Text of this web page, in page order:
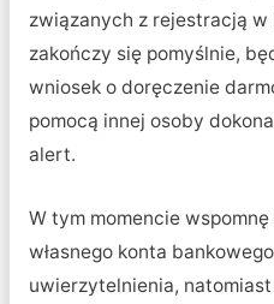
związanych z rejestracją w
zakończy się pomyślnie,
wniosek o doręczenie
pomocą innej osoby
alert.
W tym momencie
własnego konta
uwierzytelnienia, natomiast